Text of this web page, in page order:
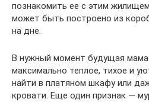
познакомить ее с этим
может быть построено из
на дне.
В нужный момент будущая мама
максимально теплое, тихое и
найти в платяном шкафу или
кровати. Еще один признак —